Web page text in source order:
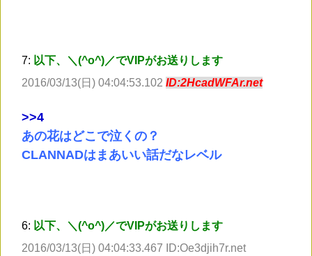
7: 以下、＼(^o^)／でVIPがお送りします
2016/03/13(日) 04:04:53.102 ID:2HcadWFAr.net
>>4
あの花はどこで泣くの？
CLANNADはまあいい話だなレベル
6: 以下、＼(^o^)／でVIPがお送りします
2016/03/13(日) 04:04:33.467 ID:Oe3djih7r.net